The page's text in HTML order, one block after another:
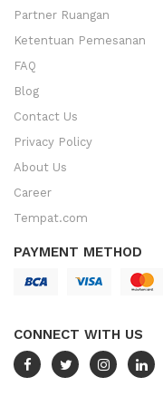
Partner Ruangan
Ketentuan Pemesanan
FAQ
Blog
Contact Us
Privacy Policy
About Us
Career
Tempat.com
PAYMENT METHOD
CONNECT WITH US